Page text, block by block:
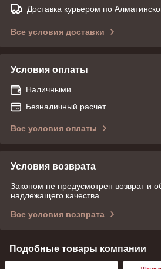
Доставка курьером по
Все условия доставки
Условия оплаты
Наличными
Безналичный расчет
Все условия оплаты
Условия возврата
Законом не предусмотрен возврат и
надлежащего качества
Все условия возврата
Подобные товары компании